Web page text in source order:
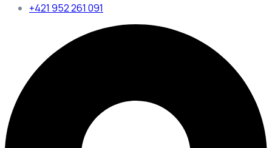
+421 952 261 091